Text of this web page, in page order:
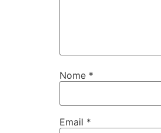
Nome *
Email *